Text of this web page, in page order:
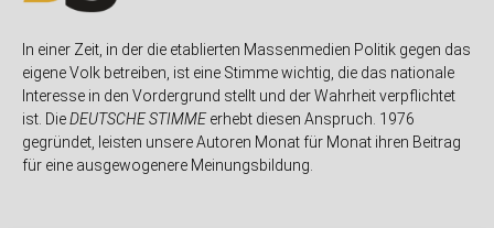
In einer Zeit, in der die etablierten Massenmedien Politik gegen das
eigene Volk betreiben, ist eine Stimme wichtig, die das nationale
Interesse in den Vordergrund stellt und der Wahrheit verpflichtet
ist. DieDEUTSCHE STIMMEerhebt diesen Anspruch. 1976
gegründet, leisten unsere Autoren Monat für Monat ihren Beitrag
für eine ausgewogenere Meinungsbildung.